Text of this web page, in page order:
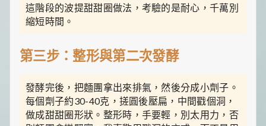
這階段的波提甜甜圈做法，考驗的是耐心，千萬別
縮短時間。
第三步：整形與第二次發酵
發酵完後，把麵團拿出來排氣，然後分成小劑子。
每個劑子約30-40克，搓圓後壓扁，中間戳個洞，
做成甜甜圈形狀。整形時，手要輕，別太用力，否